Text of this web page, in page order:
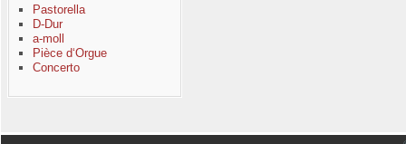
Pastorella
D-Dur
a-moll
Pièce d‘Orgue
Concerto